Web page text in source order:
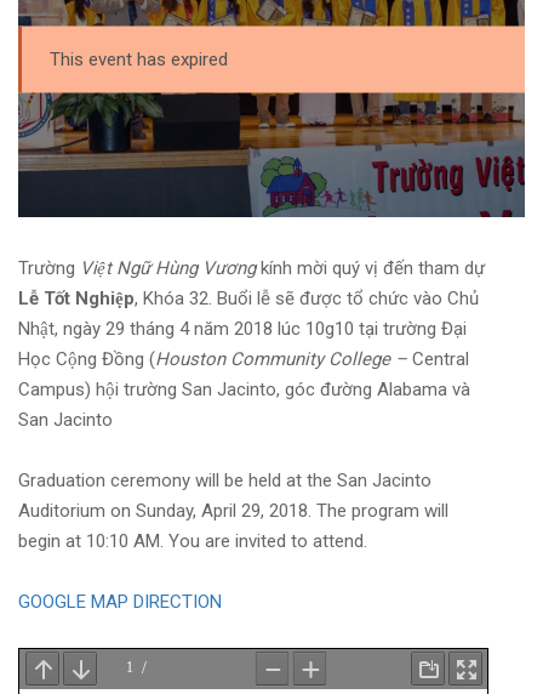
This event has expired
Trường Việt Ngữ Hùng Vươngkính mời quý vị đến tham dự
Lễ Tốt Nghiệp, Khóa 32. Buổi lễ sẽ được tổ chức vào Chủ
Nhật, ngày 29 tháng 4 năm 2018 lúc 10g10 tại trường Đại
Học Cộng Đồng (Houston Community College – Central
Campus) hội trường San Jacinto, góc đường Alabama và
San Jacinto
Graduation ceremony will be held at the San Jacinto
Auditorium on Sunday, April 29, 2018. The program will
begin at 10:10 AM. You are invited to attend.
GOOGLE MAP DIRECTION